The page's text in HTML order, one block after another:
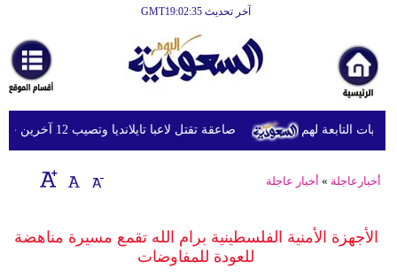
آخر تحديث GMT19:02:35
أخبارعاجلة
رياضة
ثقافة
إقتصاد
وموسيقى
صاعقة تقتل لاعبا تايلانديا وتصيب 12 آخرين خلال مباراة التابعة لهم
أخبارعاجلة » أخبار عاجلة
الأجهزة الأمنية الفلسطينية برام الله تقمع مسيرة مناهضة
للعودة للمفاوضات